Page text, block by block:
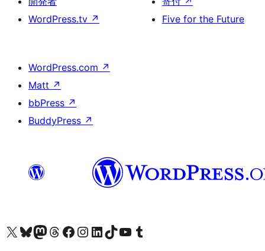
WordPress.tv ↗
Five for the Future
WordPress.com ↗
Matt ↗
bbPress ↗
BuddyPress ↗
X (旧 Twitter) アカウントへBluesky アカウントへMastodon アカウントへThreads アカウントへ Facebook ページへInstagram アカウントへ LinkedIn アカウントへTikTok アカウントへYouTube チャンネルへ Tumblr アカウントへ